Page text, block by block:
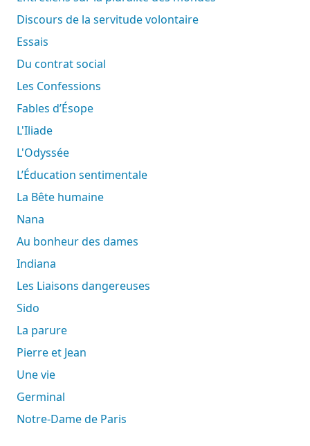
Discours de la servitude volontaire
Essais
Du contrat social
Les Confessions
Fables d’Ésope
L'Iliade
L'Odyssée
L’Éducation sentimentale
La Bête humaine
Nana
Au bonheur des dames
Indiana
Les Liaisons dangereuses
Sido
La parure
Pierre et Jean
Une vie
Germinal
Notre-Dame de Paris